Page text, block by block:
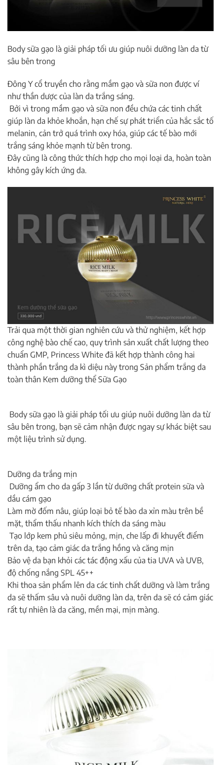
Body sữa gạo là giải pháp tối ưu giúp nuôi dưỡng làn da từ
sâu bên trong
Đông Y cổ truyền cho rằng mầm gạo và sữa non được ví
như thần dược của làn da trắng sáng.
Bởi vì trong mầm gạo và sữa non đều chứa các tinh chất
giúp làn da khỏe khoắn, hạn chế sự phát triển của hắc sắc tố
melanin, cản trở quá trình oxy hóa, giúp các tế bào mới
trắng sáng khỏe mạnh từ bên trong.
Đây cũng là công thức thích hợp cho mọi loại da, hoàn toàn
không gây kích ứng da.
Trải qua một thời gian nghiên cứu và thử nghiệm, kết hợp
công nghệ bào chế cao, quy trình sản xuất chất lượng theo
chuẩn GMP, Princess White đã kết hợp thành công hai
thành phần trắng da kì diệu này trong Sản phẩm trắng da
toàn thân Kem dưỡng thể Sữa Gạo
Body sữa gạo là giải pháp tối ưu giúp nuôi dưỡng làn da từ
sâu bên trong, bạn sẽ cảm nhận được ngay sự khác biệt sau
một liệu trình sử dụng.
Dưỡng da trắng mịn
Dưỡng ẩm cho da gấp 3 lần từ dưỡng chất protein sữa và
dầu cám gạo
Làm mờ đốm nâu, giúp loại bỏ tế bào da xỉn màu trên bề
mặt, thẩm thấu nhanh kích thích da sáng màu
Tạo lớp kem phủ siêu mỏng, mịn, che lấp đi khuyết điểm
trên da, tạo cảm giác da trắng hồng và căng mịn
Bảo vệ da bạn khỏi các tác động xấu của tia UVA và UVB,
độ chống nắng SPL 45++
Khi thoa sản phẩm lên da các tinh chất dưỡng và làm trắng
da sẽ thấm sâu và nuôi dưỡng làn da, trên da sẽ có cảm giác
rất tự nhiên là da căng, mền mại, mịn màng.